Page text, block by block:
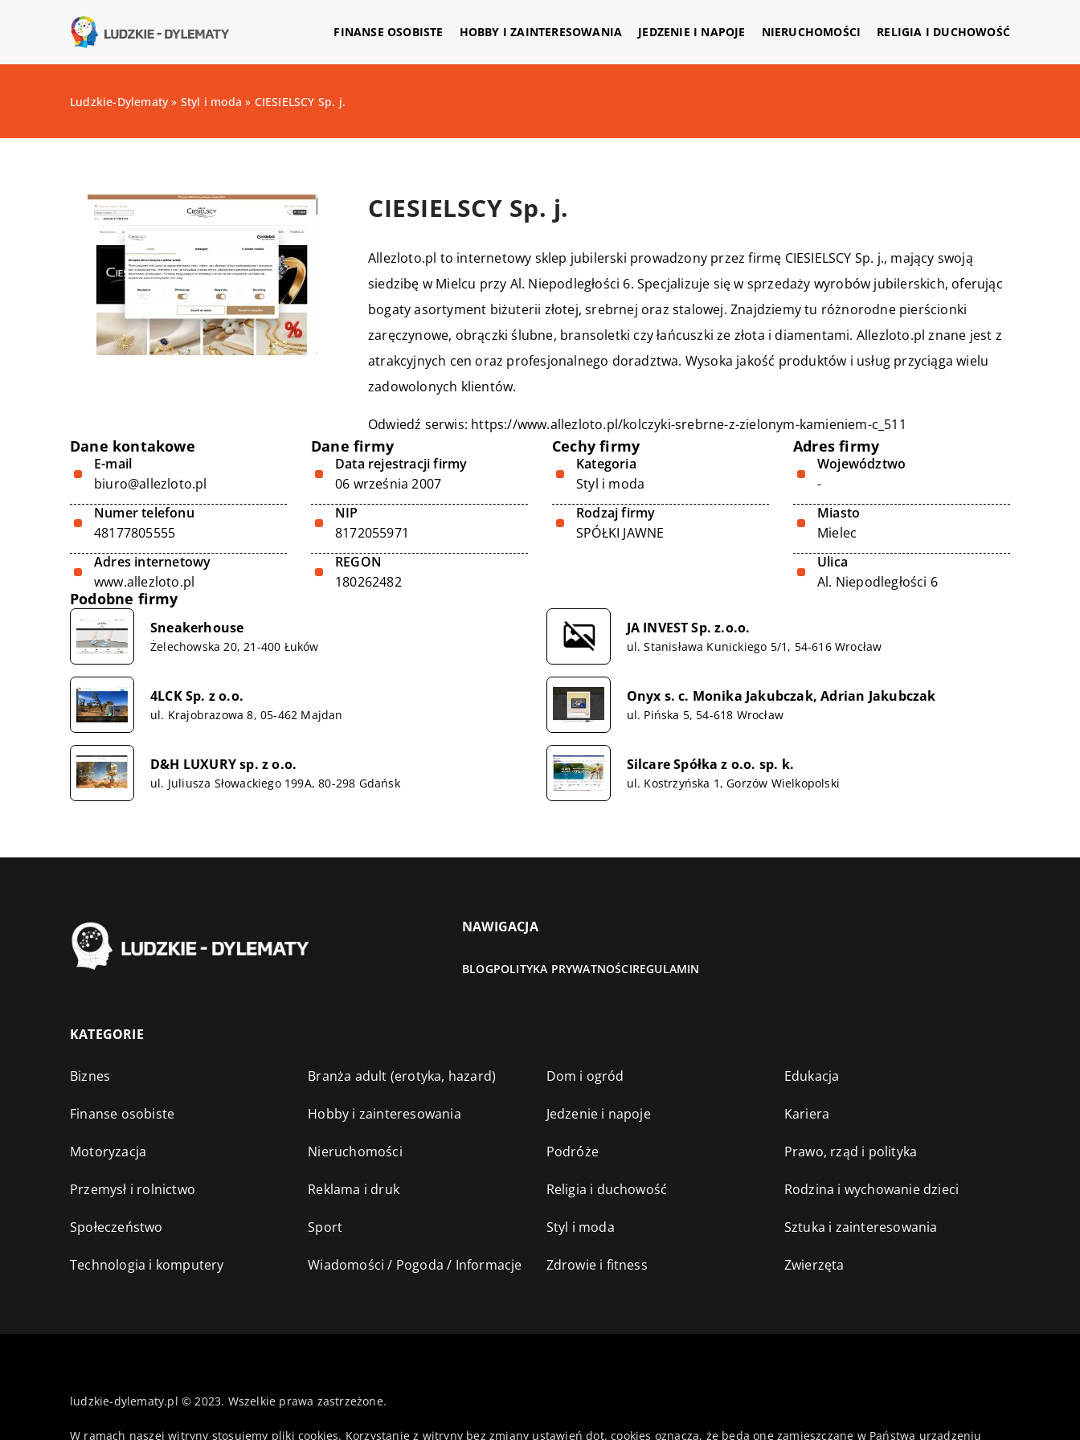
FINANSE OSOBISTE HOBBY I ZAINTERESOWANIA JEDZENIE I NAPOJE NIERUCHOMOŚCI RELIGIA I DUCHOWOŚĆ
Ludzkie-Dylematy » Styl i moda » CIESIELSCY Sp. j.
CIESIELSCY Sp. j.
Allezloto.pl to internetowy sklep jubilerski prowadzony przez firmę CIESIELSCY Sp. j., mający swoją
siedzibę w Mielcu przy Al. Niepodległości 6. Specjalizuje się w sprzedaży wyrobów jubilerskich, oferując
bogaty asortyment biżuterii złotej, srebrnej oraz stalowej. Znajdziemy tu różnorodne pierścionki
zaręczynowe, obrączki ślubne, bransoletki czy łańcuszki ze złota i diamentami. Allezloto.pl znane jest z
atrakcyjnych cen oraz profesjonalnego doradztwa. Wysoka jakość produktów i usług przyciąga wielu
zadowolonych klientów.
Odwiedź serwis: https://www.allezloto.pl/kolczyki-srebrne-z-zielonym-kamieniem-c_511
Dane kontakowe
E-mail
biuro@allezloto.pl
Numer telefonu
48177805555
Adres internetowy
www.allezloto.pl
Dane firmy
Data rejestracji firmy
06 września 2007
NIP
8172055971
REGON
180262482
Cechy firmy
Kategoria
Styl i moda
Rodzaj firmy
SPÓŁKI JAWNE
Adres firmy
Województwo
-
Miasto
Mielec
Ulica
Al. Niepodległości 6
Podobne firmy
Sneakerhouse
Żelechowska 20, 21-400 Łuków
JA INVEST Sp. z.o.o.
ul. Stanisława Kunickiego 5/1, 54-616 Wrocław
4LCK Sp. z o.o.
ul. Krajobrazowa 8, 05-462 Majdan
Onyx s. c. Monika Jakubczak, Adrian Jakubczak
ul. Pińska 5, 54-618 Wrocław
D&H LUXURY sp. z o.o.
ul. Juliusza Słowackiego 199A, 80-298 Gdańsk
Silcare Spółka z o.o. sp. k.
ul. Kostrzyńska 1, Gorzów Wielkopolski
NAWIGACJA
BLOGPOLITYKA PRYWATNOŚCIREGULAMIN
KATEGORIE
Biznes Branża adult (erotyka, hazard) Dom i ogród Edukacja
Finanse osobiste Hobby i zainteresowania Jedzenie i napoje Kariera
Motoryzacja Nieruchomości Podróże Prawo, rząd i polityka
Przemysł i rolnictwo Reklama i druk Religia i duchowość Rodzina i wychowanie dzieci
Społeczeństwo Sport Styl i moda Sztuka i zainteresowania
Technologia i komputery Wiadomości / Pogoda / Informacje Zdrowie i fitness Zwierzęta
ludzkie-dylematy.pl © 2023. Wszelkie prawa zastrzeżone.
W ramach naszej witryny stosujemy pliki cookies. Korzystanie z witryny bez zmiany ustawień dot. cookies oznacza, że będą one zamieszczane w Państwa urządzeniu